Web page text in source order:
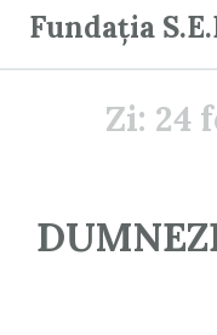
Fundația
Zi: 24